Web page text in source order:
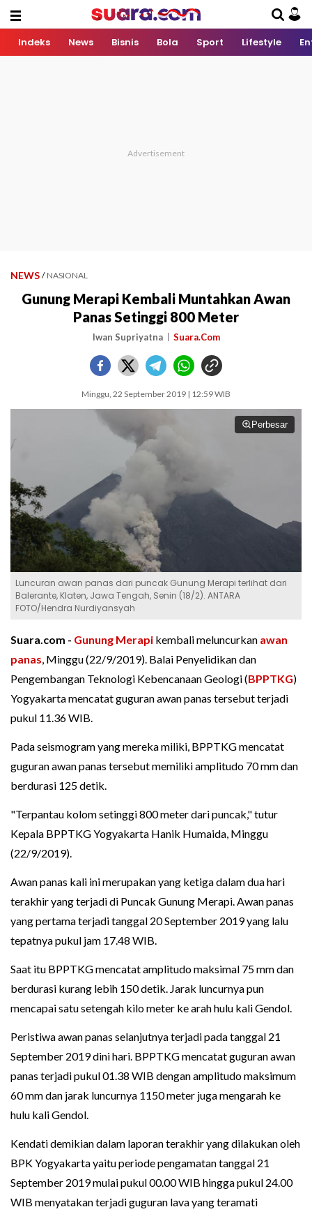
Indeks News Bisnis Bola Sport Lifestyle
NEWS / NASIONAL
Gunung Merapi Kembali Muntahkan Awan
Panas Setinggi 800 Meter
Iwan Supriyatna Suara.Com
Minggu, 22 September 2019 | 12:59 WIB
Perbesar
Luncuran awan panas dari puncak Gunung Merapi terlihat dari
Balerante, Klaten, Jawa Tengah, Senin (18/2). ANTARA
FOTO/Hendra Nurdiyansyah
Suara.com - Gunung Merapi kembali meluncurkan awan
panas, Minggu (22/9/2019). Balai Penyelidikan dan
Pengembangan Teknologi Kebencanaan Geologi (BPPTKG)
Yogyakarta mencatat guguran awan panas tersebut terjadi
pukul 11.36 WIB.
Pada seismogram yang mereka miliki, BPPTKG mencatat
guguran awan panas tersebut memiliki amplitudo 70 mm dan
berdurasi 125 detik.
"Terpantau kolom setinggi 800 meter dari puncak," tutur
Kepala BPPTKG Yogyakarta Hanik Humaida, Minggu
(22/9/2019).
Awan panas kali ini merupakan yang ketiga dalam dua hari
terakhir yang terjadi di Puncak Gunung Merapi. Awan panas
yang pertama terjadi tanggal 20 September 2019 yang lalu
tepatnya pukul jam 17.48 WIB.
Saat itu BPPTKG mencatat amplitudo maksimal 75 mm dan
berdurasi kurang lebih 150 detik. Jarak luncurnya pun
mencapai satu setengah kilo meter ke arah hulu kali Gendol.
Peristiwa awan panas selanjutnya terjadi pada tanggal 21
September 2019 dini hari. BPPTKG mencatat guguran awan
panas terjadi pukul 01.38 WIB dengan amplitudo maksimum
60 mm dan jarak luncurnya 1150 meter juga mengarah ke
hulu kali Gendol.
Kendati demikian dalam laporan terakhir yang dilakukan oleh
BPK Yogyakarta yaitu periode pengamatan tanggal 21
September 2019 mulai pukul 00.00 WIB hingga pukul 24.00
WIB menyatakan terjadi guguran lava yang teramati